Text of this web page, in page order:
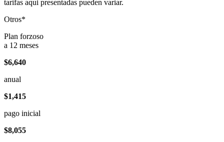
tarifas aqui presentadas pueden variar.
Otros*
Plan forzoso
a 12 meses
$6,640
anual
$1,415
pago inicial
$8,055